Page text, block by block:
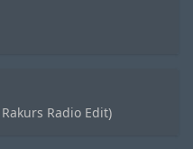
Radio Edit)